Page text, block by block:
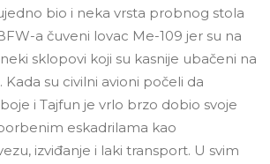
bio i neka vrsta probnog stola
a čuveni lovac Me-109 jer su na
sklopovi koji su kasnije ubačeni na
su civilni avioni počeli da
i Tajfun je vrlo brzo dobio svoje
eskadrilama kao
izviđanje i laki transport. U svim